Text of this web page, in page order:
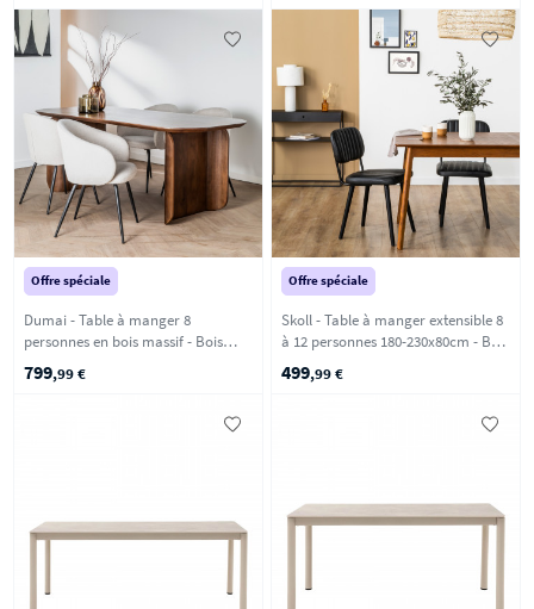
Offre spéciale
Dumai - Table à manger 8
personnes en bois massif - Bois
foncé
799,99 €
Offre spéciale
Skoll - Table à manger extensible 8
à 12 personnes 180-230x80cm - Bois
foncé
499,99 €